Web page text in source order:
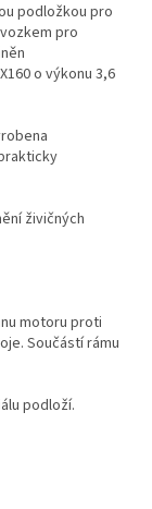
podložkou pro
pro
o výkonu 3,6
živičných
motoru proti
Součástí rámu
podloží.